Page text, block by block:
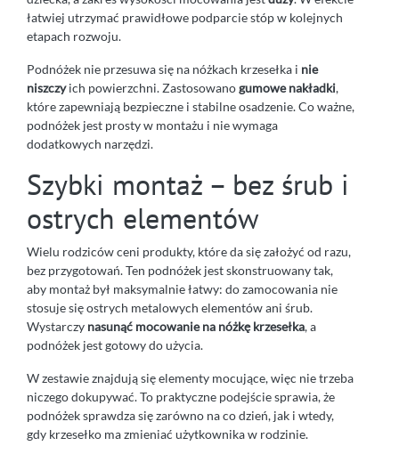
łatwiej utrzymać prawidłowe podparcie stóp w kolejnych
etapach rozwoju.
Podnóżek nie przesuwa się na nóżkach krzesełka i nie
niszczyich powierzchni. Zastosowanogumowe nakładki,
które zapewniają bezpieczne i stabilne osadzenie. Co ważne,
podnóżek jest prosty w montażu i nie wymaga
dodatkowych narzędzi.
Szybki montaż – bez śrub i
ostrych elementów
Wielu rodziców ceni produkty, które da się założyć od razu,
bez przygotowań. Ten podnóżek jest skonstruowany tak,
aby montaż był maksymalnie łatwy: do zamocowania nie
stosuje się ostrych metalowych elementów ani śrub.
Wystarczy nasunąć mocowanie na nóżkę krzesełka, a
podnóżek jest gotowy do użycia.
W zestawie znajdują się elementy mocujące, więc nie trzeba
niczego dokupywać. To praktyczne podejście sprawia, że
podnóżek sprawdza się zarówno na co dzień, jak i wtedy,
gdy krzesełko ma zmieniać użytkownika w rodzinie.